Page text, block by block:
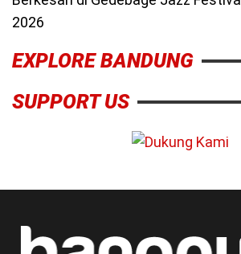
2026
EXPLORE BANDUNG
SUPPORT US